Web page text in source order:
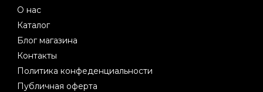
О нас
Каталог
Блог магазина
Контакты
Политика конфеденциальности
Публичная оферта